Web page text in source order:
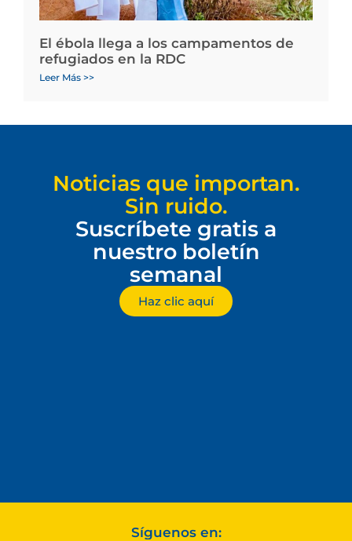
El ébola llega a los campamentos de
refugiados en la RDC
Leer Más >>
Noticias que importan.
Sin ruido.
Suscríbete gratis a
nuestro boletín
semanal
Haz clic aquí
Síguenos en: